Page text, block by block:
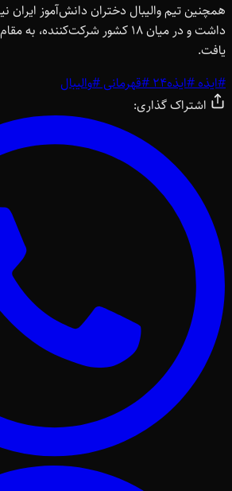
همچنین تیم والیبال دختران دانش‌آموز ایران
داشت و در میان 18 کشور
یافت.
#ایذه#ایذه24 #قهرمانی#والیبال
اشتراک گذاری: